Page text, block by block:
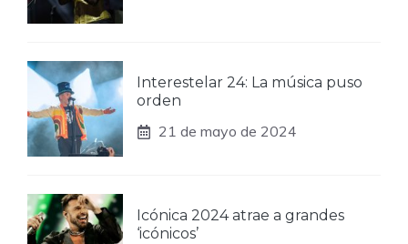
Interestelar 24: La música puso
orden
21 de mayo de 2024
Icónica 2024 atrae a grandes
‘icónicos’